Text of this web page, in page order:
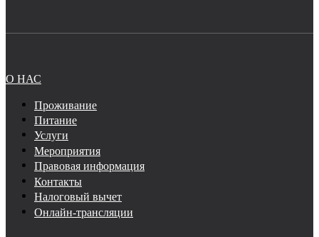
О НАС
Проживание
Питание
Услуги
Мероприятия
Правовая информация
Контакты
Налоговый вычет
Онлайн-трансляции